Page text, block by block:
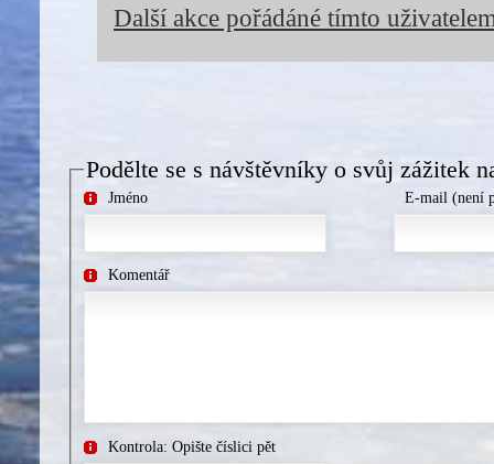
Další akce pořádáné tímto
Podělte se s návštěvníky o svůj zážitek
Jméno E-mail (není
Komentář
Kontrola: Opište číslici pět